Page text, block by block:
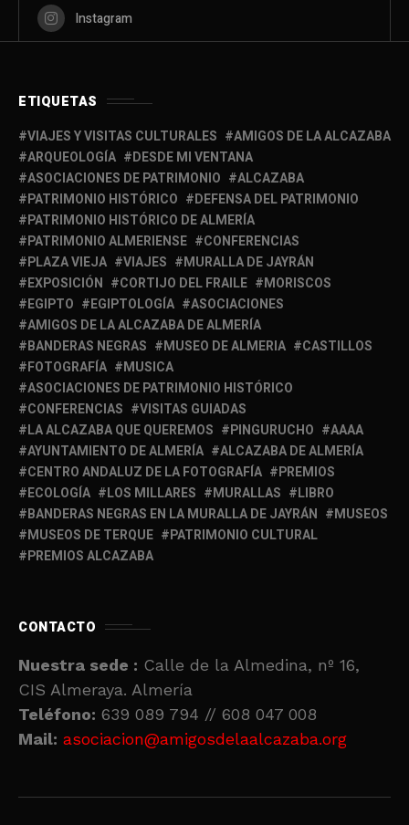
Instagram
ETIQUETAS
VIAJES Y VISITAS CULTURALES
AMIGOS DE LA ALCAZABA
ARQUEOLOGÍA
DESDE MI VENTANA
ASOCIACIONES DE PATRIMONIO
ALCAZABA
PATRIMONIO HISTÓRICO
DEFENSA DEL PATRIMONIO
PATRIMONIO HISTÓRICO DE ALMERÍA
PATRIMONIO ALMERIENSE
CONFERENCIAS
PLAZA VIEJA
VIAJES
MURALLA DE JAYRÁN
EXPOSICIÓN
CORTIJO DEL FRAILE
MORISCOS
EGIPTO
EGIPTOLOGÍA
ASOCIACIONES
AMIGOS DE LA ALCAZABA DE ALMERÍA
BANDERAS NEGRAS
MUSEO DE ALMERIA
CASTILLOS
FOTOGRAFÍA
MUSICA
ASOCIACIONES DE PATRIMONIO HISTÓRICO
CONFERENCIAS
VISITAS GUIADAS
LA ALCAZABA QUE QUEREMOS
PINGURUCHO
AAAA
AYUNTAMIENTO DE ALMERÍA
ALCAZABA DE ALMERÍA
CENTRO ANDALUZ DE LA FOTOGRAFÍA
PREMIOS
ECOLOGÍA
LOS MILLARES MURALLAS
LIBRO
BANDERAS NEGRAS EN LA MURALLA DE JAYRÁN
MUSEOS
MUSEOS DE TERQUE
PATRIMONIO CULTURAL
PREMIOS ALCAZABA
CONTACTO
Nuestra sede : Calle de la Almedina, nº 16,
CIS Almeraya. Almería
Teléfono: 639 089 794 // 608 047 008
Mail: asociacion@amigosdelaalcazaba.org